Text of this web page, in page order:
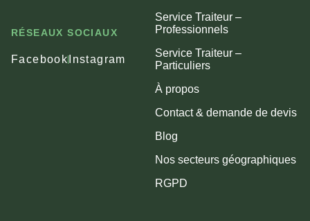
RÉSEAUX SOCIAUX
Facebook Instagram
Service Traiteur –
Professionnels
Service Traiteur –
Particuliers
À propos
Contact & demande de devis
Blog
Nos secteurs géographiques
RGPD